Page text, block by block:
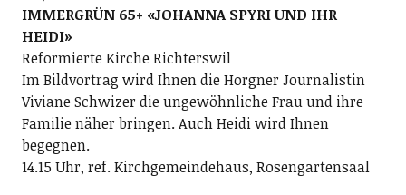
IMMERGRÜN 65+ «JOHANNA SPYRI UND IHR
HEIDI»
Reformierte Kirche Richterswil
Im Bildvortrag wird Ihnen die Horgner Journalistin
Viviane Schwizer die ungewöhnliche Frau und ihre
Familie näher bringen. Auch Heidi wird Ihnen
begegnen.
14.15 Uhr, ref. Kirchgemeindehaus, Rosengartensaal